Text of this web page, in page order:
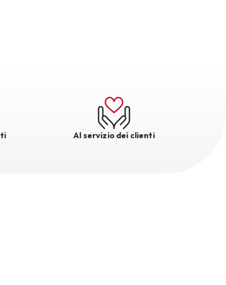
Al servizio dei clienti